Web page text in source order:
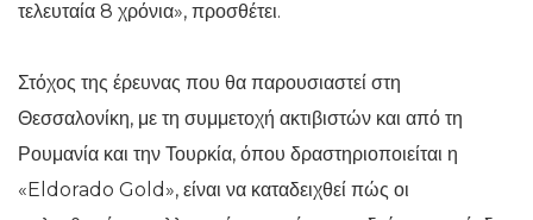
τελευταία 8 χρόνια», προσθέτει.
Στόχος της έρευνας που θα παρουσιαστεί στη
Θεσσαλονίκη, με τη συμμετοχή ακτιβιστών και από τη
Ρουμανία και την Τουρκία, όπου δραστηριοποιείται η
«Eldorado Gold», είναι να καταδειχθεί πώς οι